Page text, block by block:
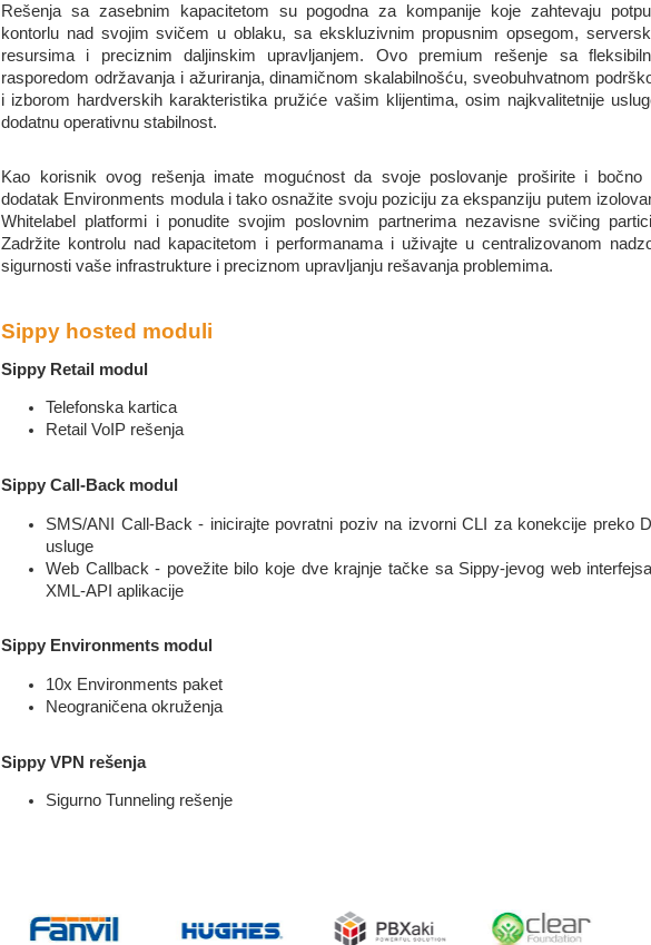
Rešenja sa zasebnim kapacitetom su pogodna za kompanije koje zahtevaju
kontorlu nad svojim svičem u oblaku, sa ekskluzivnim propusnim opsegom,
resursima i preciznim daljinskim upravljanjem. Ovo premium rešenje sa
rasporedom održavanja i ažuriranja, dinamičnom skalabilnošću, sveobuhvatnom
i izborom hardverskih karakteristika pružiće vašim klijentima, osim najkvalitetnije
dodatnu operativnu stabilnost.
Kao korisnik ovog rešenja imate mogućnost da svoje poslovanje proširite i bočno
dodatak Environments modula i tako osnažite svoju poziciju za ekspanziju putem
Whitelabel platformi i ponudite svojim poslovnim partnerima nezavisne svičing
Zadržite kontrolu nad kapacitetom i performanama i uživajte u centralizovanom
sigurnosti vaše infrastrukture i preciznom upravljanju rešavanja problemima.
Sippy hosted moduli
Sippy Retail modul
Telefonska kartica
Retail VoIP rešenja
Sippy Call-Back modul
SMS/ANI Call-Back - inicirajte povratni poziv na izvorni CLI za konekcije preko
usluge
Web Callback - povežite bilo koje dve krajnje tačke sa Sippy-jevog web
XML-API aplikacije
Sippy Environments modul
10x Environments paket
Neograničena okruženja
Sippy VPN rešenja
Sigurno Tunneling rešenje